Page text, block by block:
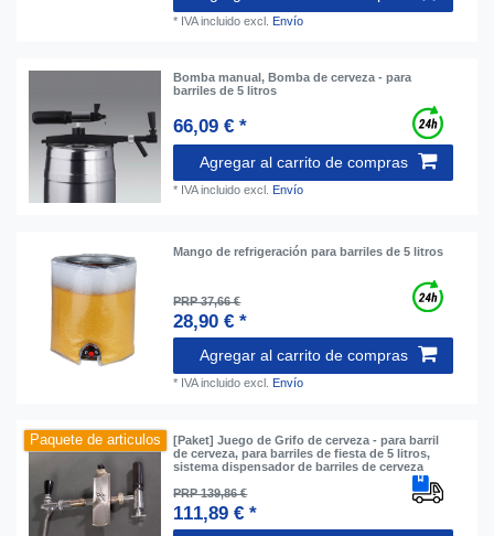
* IVA incluido excl. Envío
Bomba manual, Bomba de cerveza - para
barriles de 5 litros
66,09 € *
Agregar al carrito de compras
* IVA incluido excl. Envío
Mango de refrigeración para barriles de 5 litros
PRP 37,66 €
28,90 € *
Agregar al carrito de compras
* IVA incluido excl. Envío
Paquete de articulos
[Paket] Juego de Grifo de cerveza - para barril
de cerveza, para barriles de fiesta de 5 litros,
sistema dispensador de barriles de cerveza
PRP 139,86 €
111,89 € *